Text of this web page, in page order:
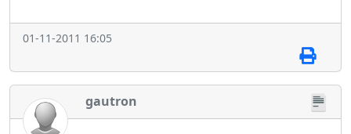
01-11-2011 16:05
gautron